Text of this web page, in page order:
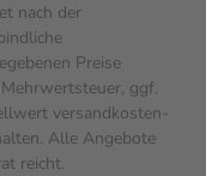
nach der
Preise
ggf.
versand­kosten­
Alle Angebote
reicht.